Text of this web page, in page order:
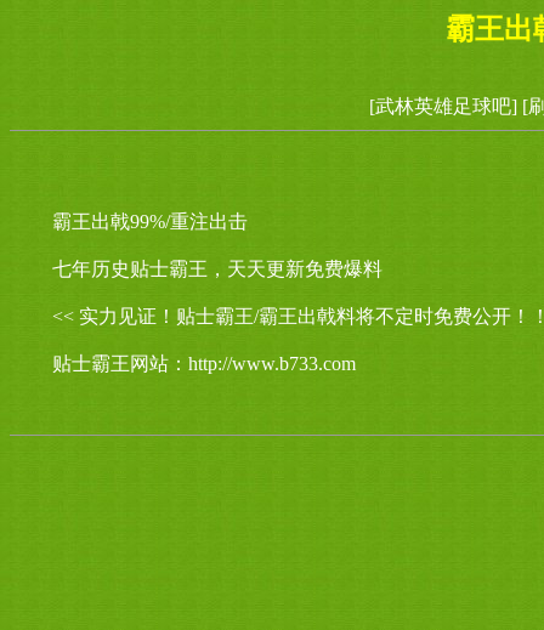
霸王出
[武林英雄足球吧] [
霸王出戟99%/重注出击
七年历史贴士霸王，天天更新免费爆料
<< 实力见证！贴士霸王/霸王出戟料将不定时免费公开！
贴士霸王网站：http://www.b733.com